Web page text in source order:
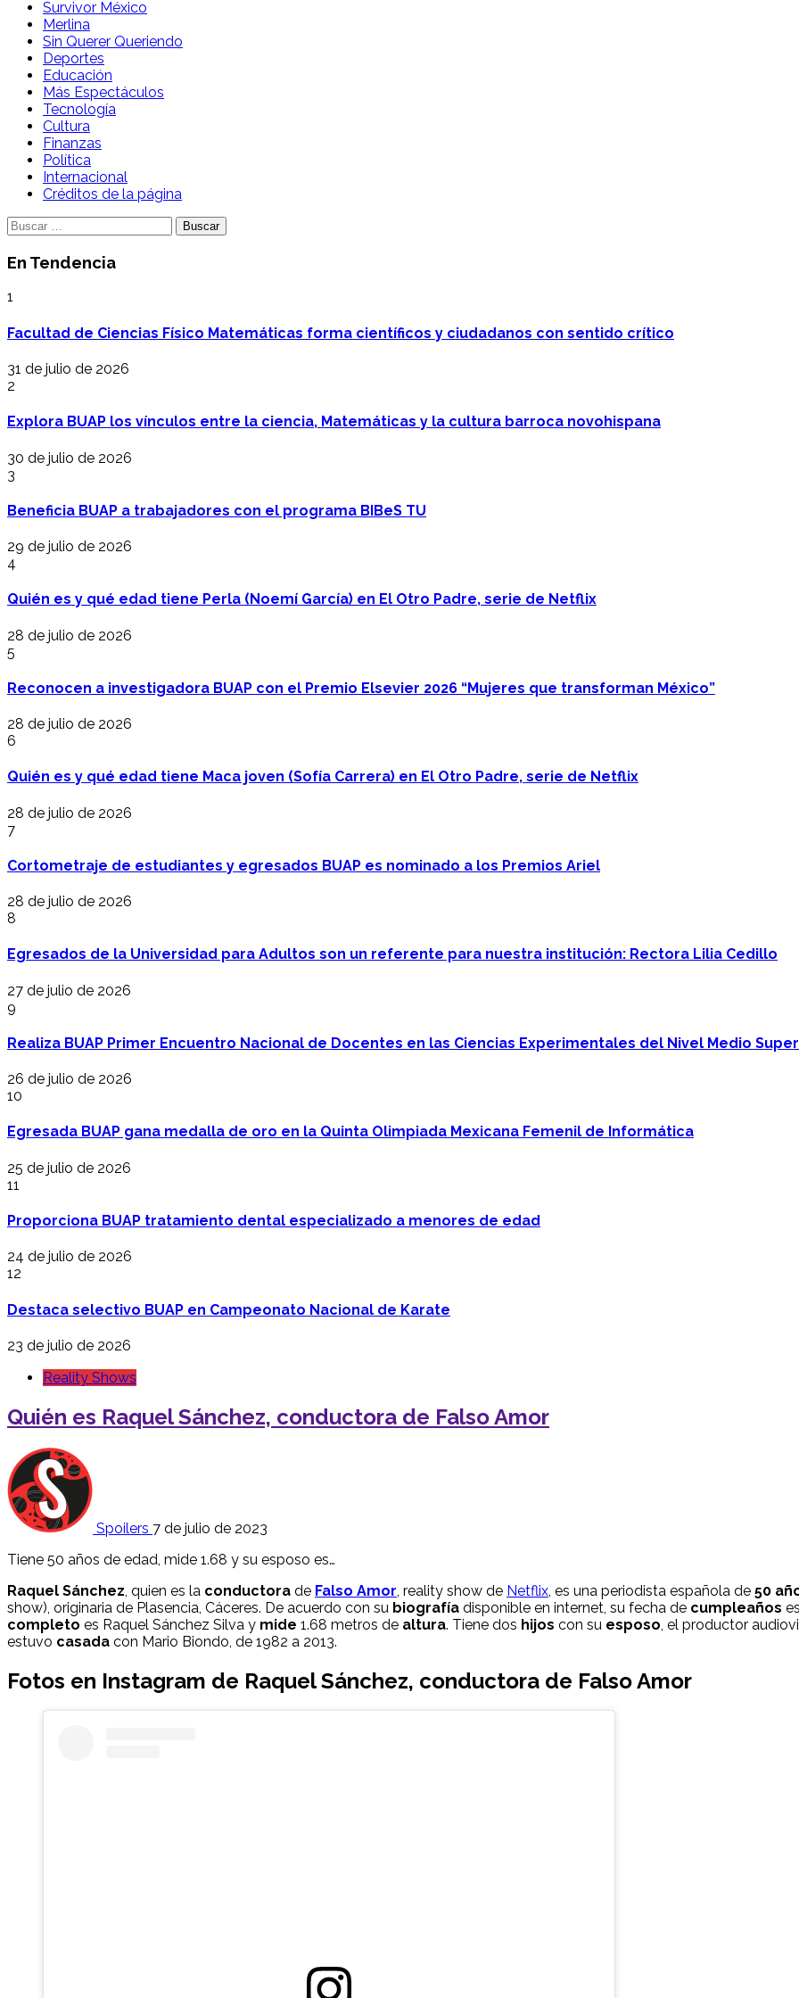
Survivor México
Merlina
Sin Querer Queriendo
Deportes
Educación
Más Espectáculos
Tecnología
Cultura
Finanzas
Política
Internacional
Créditos de la página
Buscar:
En Tendencia
1
Facultad de Ciencias Físico Matemáticas forma científicos y ciudadanos con sentido crítico
31 de julio de 2026
2
Explora BUAP los vínculos entre la ciencia, Matemáticas y la cultura barroca novohispana
30 de julio de 2026
3
Beneficia BUAP a trabajadores con el programa BIBeS TU
29 de julio de 2026
4
Quién es y qué edad tiene Perla (Noemí García) en El Otro Padre, serie de Netflix
28 de julio de 2026
5
Reconocen a investigadora BUAP con el Premio Elsevier 2026 “Mujeres que transforman México”
28 de julio de 2026
6
Quién es y qué edad tiene Maca joven (Sofía Carrera) en El Otro Padre, serie de Netflix
28 de julio de 2026
7
Cortometraje de estudiantes y egresados BUAP es nominado a los Premios Ariel
28 de julio de 2026
8
Egresados de la Universidad para Adultos son un referente para nuestra institución: Rectora Lilia Cedillo
27 de julio de 2026
9
Realiza BUAP Primer Encuentro Nacional de Docentes en las Ciencias Experimentales del Nivel Medio
26 de julio de 2026
10
Egresada BUAP gana medalla de oro en la Quinta Olimpiada Mexicana Femenil de Informática
25 de julio de 2026
11
Proporciona BUAP tratamiento dental especializado a menores de edad
24 de julio de 2026
12
Destaca selectivo BUAP en Campeonato Nacional de Karate
23 de julio de 2026
Reality Shows
Quién es Raquel Sánchez, conductora de Falso Amor
Spoilers 7 de julio de 2023
Tiene 50 años de edad, mide 1.68 y su esposo es…
Raquel Sánchez , quien es la conductora de Falso Amor , reality show de Netflix , es una periodista española de 50
show), originaria de Plasencia, Cáceres. De acuerdo con su biografía disponible en internet, su fecha de cumpleaños
completo es Raquel Sánchez Silva y mide 1.68 metros de altura. Tiene dos hijos con su esposo , el productor
estuvo casada con Mario Biondo, de 1982 a 2013.
Fotos en Instagram de Raquel Sánchez, conductora de Falso Amor